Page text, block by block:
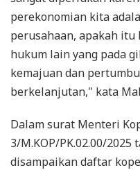
perekonomian kita
perusahaan, apakah
hukum lain yang pada
kemajuan dan
berkelanjutan," kata
Dalam surat Menteri
3/M.KOP/PK.02.00/
disampaikan daftar